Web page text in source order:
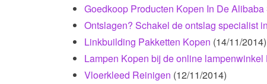
Goedkoop Producten Kopen In De Alibaba
Ontslagen? Schakel de ontslag specialist
Linkbuilding Pakketten Kopen (14/11/2014)
Lampen Kopen bij de online lampenwinkel
Vloerkleed Reinigen (12/11/2014)